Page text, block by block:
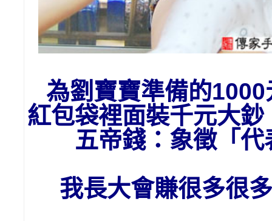
為劉寶寶準備的1000
紅包袋裡面裝千元大
五帝錢：象徵「
我長大會賺很多很